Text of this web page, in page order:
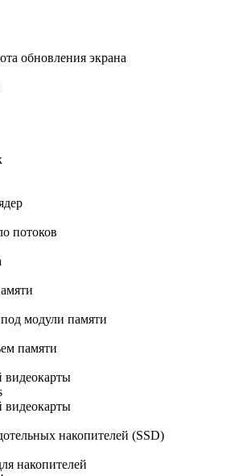
обновления экрана
потоков
модули памяти
памяти
видеокарты
видеокарты
накопителей (SSD)
накопителей